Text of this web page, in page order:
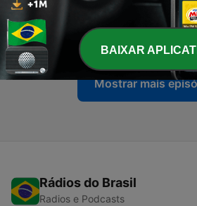
6 - Episode 6: Drei Tage ohne soziale
Selbstexperiment
24 ago. 2024
Mostrar mais
Rádios do Brasil
Radios e Podcasts
BAIXAR